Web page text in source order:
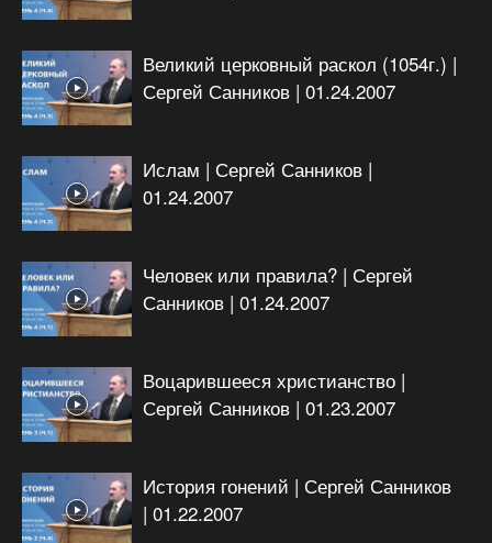
Великий церковный раскол (1054г.) |
Сергей Санников | 01.24.2007
Ислам | Сергей Санников |
01.24.2007
Человек или правила? | Сергей
Санников | 01.24.2007
Воцарившееся христианство |
Сергей Санников | 01.23.2007
История гонений | Сергей Санников
| 01.22.2007